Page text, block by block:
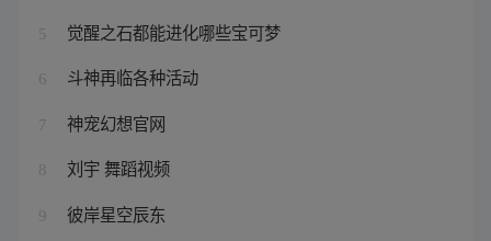
5 觉醒之石都能进化哪些宝可梦
6 斗神再临各种活动
7 神宠幻想官网
8 刘宇 舞蹈视频
9 彼岸星空辰东